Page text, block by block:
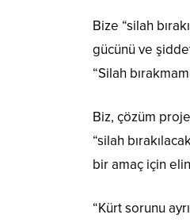
Bize “silah
gücünü ve
“Silah
Biz, çözüm
“silah
bir amaç için
“Kürt sorunu